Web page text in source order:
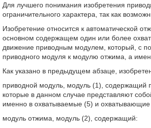
Для лучшего понимания изобретения
ограничительного характера, так как
Изобретение относится к автоматической
основном содержащем один или более
движение приводным модулем, который, с
приводного модуля к модулю отжима, а
Как указано в предыдущем абзаце,
приводной модуль, модуль (1), содержащий
которые в данном случае представляют
именно в охватываемые (5) и
модуль отжима, модуль (2), содержащий: